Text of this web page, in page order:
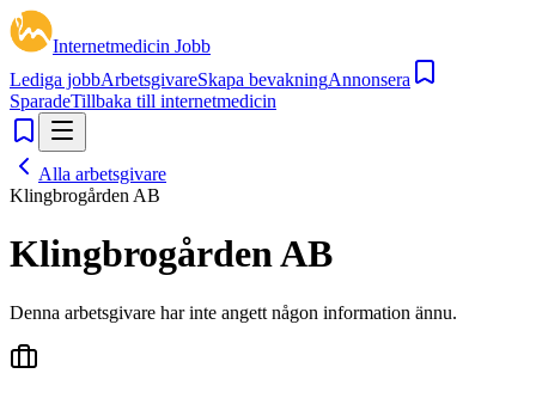
Internetmedicin Jobb
Lediga jobbArbetsgivareSkapa bevakningAnnonsera
SparadeTillbaka till internetmedicin
Alla arbetsgivare
Klingbrogården AB
Klingbrogården AB
Denna arbetsgivare har inte angett någon information ännu.